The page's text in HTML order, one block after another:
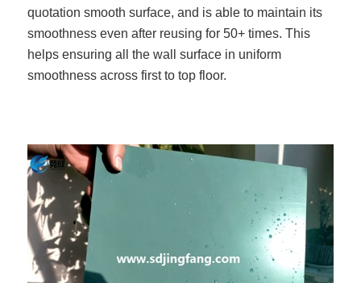
quotation smooth surface, and is able to maintain its
smoothness even after reusing for 50+ times. This
helps ensuring all the wall surface in uniform
smoothness across first to top floor.